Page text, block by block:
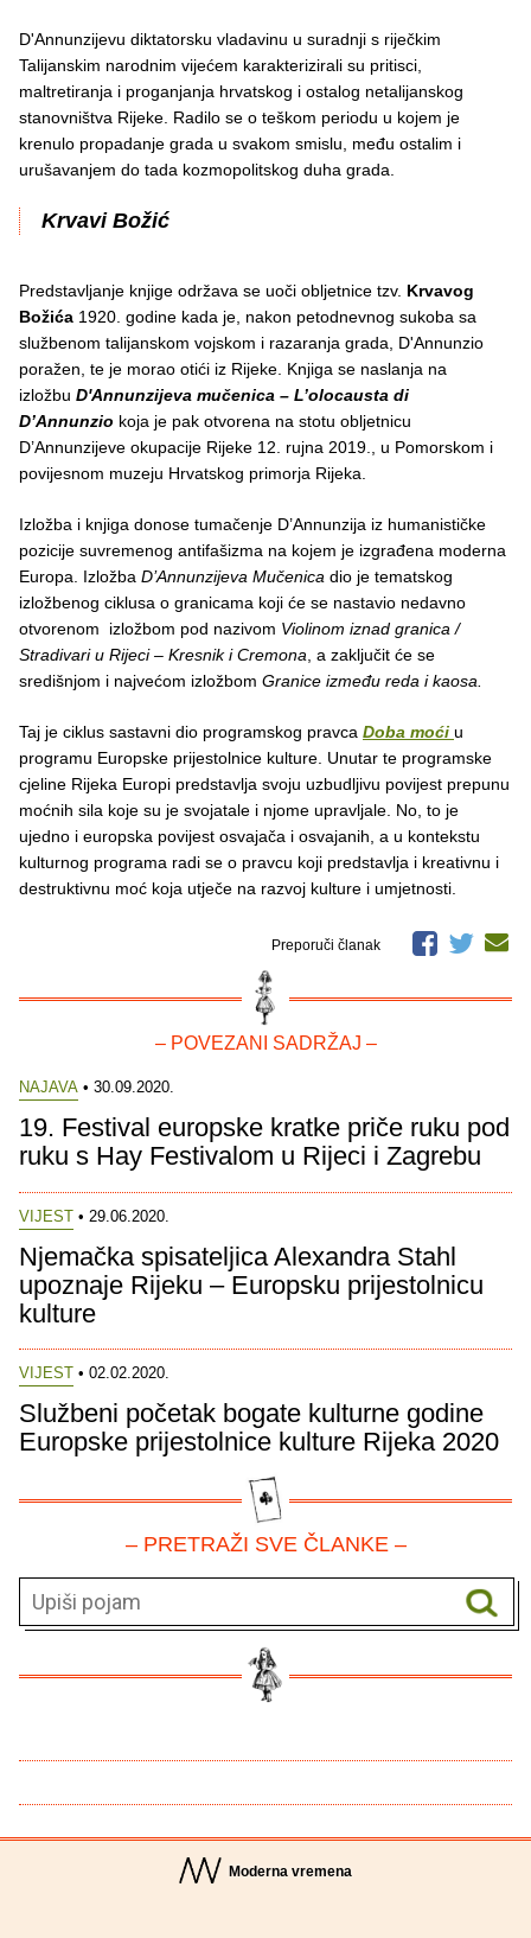
D'Annunzijevu diktatorsku vladavinu u suradnji s riječkim
Talijanskim narodnim vijećem karakterizirali su pritisci,
maltretiranja i proganjanja hrvatskog i ostalog netalijanskog
stanovništva Rijeke. Radilo se o teškom periodu u kojem je
krenulo propadanje grada u svakom smislu, među ostalim i
urušavanjem do tada kozmopolitskog duha grada.
Krvavi Božić
Predstavljanje knjige održava se uoči obljetnice tzv. Krvavog
Božića 1920. godine kada je, nakon petodnevnog sukoba sa
službenom talijanskom vojskom i razaranja grada, D'Annunzio
poražen, te je morao otići iz Rijeke. Knjiga se naslanja na
izložbu D'Annunzijeva mučenica – L’olocausta di
D’Annunzio koja je pak otvorena na stotu obljetnicu
D’Annunzijeve okupacije Rijeke 12. rujna 2019., u Pomorskom i
povijesnom muzeju Hrvatskog primorja Rijeka.
Izložba i knjiga donose tumačenje D’Annunzija iz humanističke
pozicije suvremenog antifašizma na kojem je izgrađena moderna
Europa. Izložba D’Annunzijeva Mučenica dio je tematskog
izložbenog ciklusa o granicama koji će se nastavio nedavno
otvorenom izložbom pod nazivom Violinom iznad granica /
Stradivari u Rijeci – Kresnik i Cremona, a zaključit će se
središnjom i najvećom izložbom Granice između reda i kaosa.
Taj je ciklus sastavni dio programskog pravca Doba moći u
programu Europske prijestolnice kulture. Unutar te programske
cjeline Rijeka Europi predstavlja svoju uzbudljivu povijest prepunu
moćnih sila koje su je svojatale i njome upravljale. No, to je
ujedno i europska povijest osvajača i osvajanih, a u kontekstu
kulturnog programa radi se o pravcu koji predstavlja i kreativnu i
destruktivnu moć koja utječe na razvoj kulture i umjetnosti.
Preporuči članak
– POVEZANI SADRŽAJ –
NAJAVA • 30.09.2020.
19. Festival europske kratke priče ruku pod
ruku s Hay Festivalom u Rijeci i Zagrebu
VIJEST • 29.06.2020.
Njemačka spisateljica Alexandra Stahl
upoznaje Rijeku – Europsku prijestolnicu
kulture
VIJEST • 02.02.2020.
Službeni početak bogate kulturne godine
Europske prijestolnice kulture Rijeka 2020
– PRETRAŽI SVE ČLANKE –
Moderna vremena